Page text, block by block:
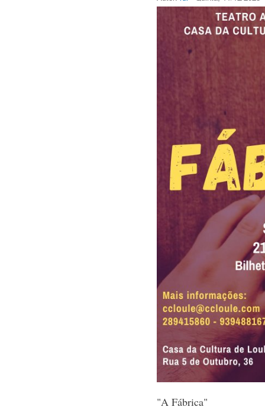
"A Fábrica"